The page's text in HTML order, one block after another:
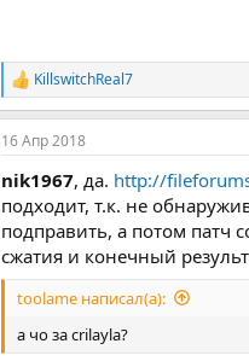
Р
е
а
к
и
и
KillswitchReal7
16 Апр 2018
nik1967, да. http://
подходит, т.к. не
подправить, а потом патч
сжатия и конечный
toolame написал(а):
а чо за crilayla?